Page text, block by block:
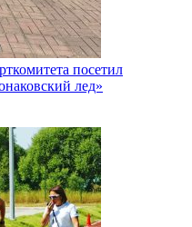
посетил
лед»